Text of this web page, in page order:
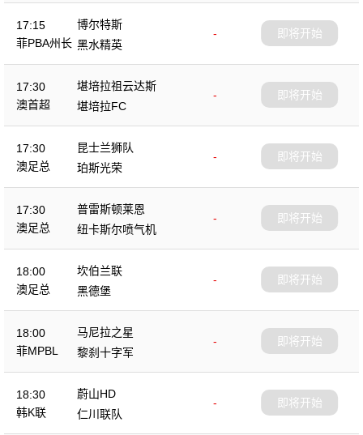
17:15
菲PBA州长
博尔特斯
-
黑水精英
即将开始
17:30
澳首超
堪培拉祖云达斯
-
堪培拉FC
即将开始
17:30
澳足总
昆士兰狮队
-
珀斯光荣
即将开始
17:30
澳足总
普雷斯顿莱恩
-
纽卡斯尔喷气机
即将开始
18:00
澳足总
坎伯兰联
-
黑德堡
即将开始
18:00
菲MPBL
马尼拉之星
-
黎刹十字军
即将开始
18:30
韩K联
蔚山HD
-
仁川联队
即将开始